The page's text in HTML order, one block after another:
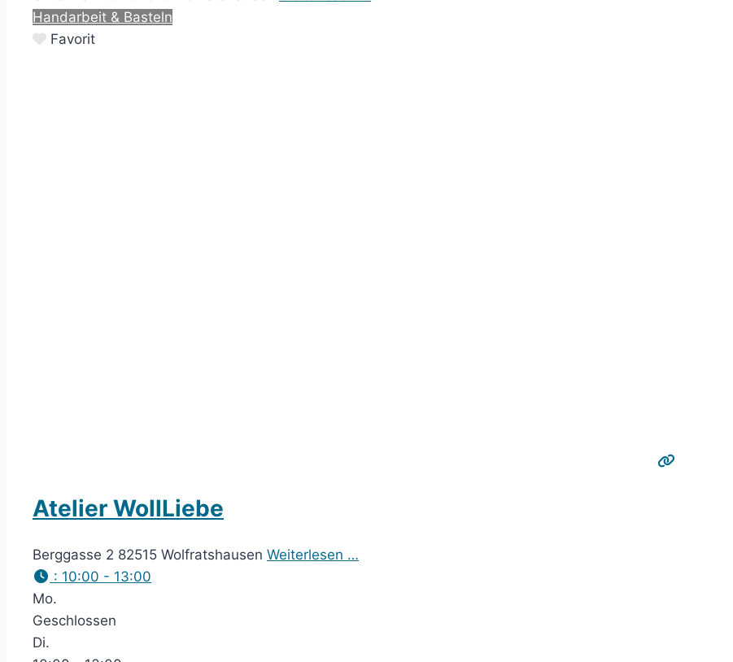
Handarbeit & Basteln
Favorit
Atelier WollLiebe
Berggasse 2 82515 Wolfratshausen Weiterlesen …
: 10:00 - 13:00
Mo.
Geschlossen
Di.